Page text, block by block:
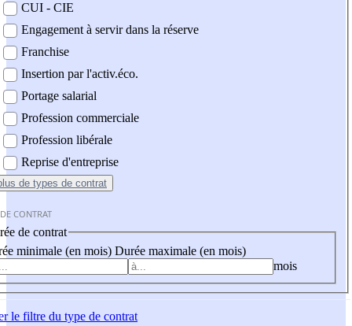
CUI - CIE
Engagement à servir dans la réserve
Franchise
Insertion par l'activ.éco.
Portage salarial
Profession commerciale
Profession libérale
Reprise d'entreprise
de types de contrat
CONTRAT
de contrat
minimale (en mois) Durée maximale (en mois)
mois
le filtre du type de contrat